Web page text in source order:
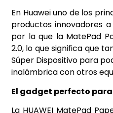
En Huawei uno de los
productos innovadores
por la que la MatePad
2.0, lo que significa que
Súper Dispositivo para
inalámbrica con otros
El gadget perfecto
La HUAWEI MatePad